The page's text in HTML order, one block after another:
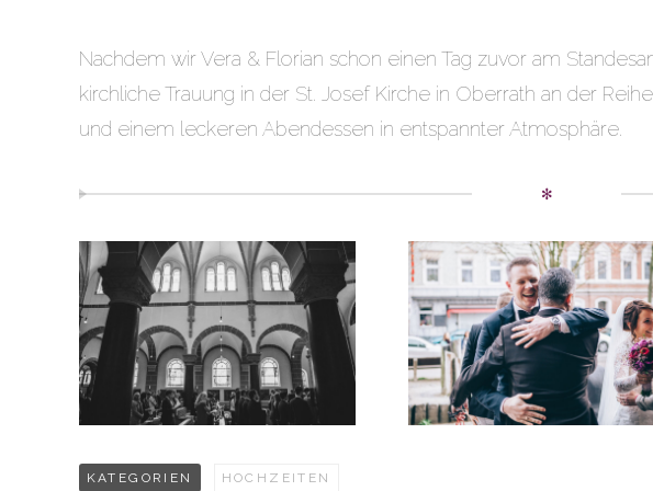
Nachdem wir Vera & Florian schon einen Tag zuvor am
kirchliche Trauung in der St. Josef Kirche in Oberrath an der
und einem leckeren Abendessen in entspannter Atmosphäre.
✻
KATEGORIEN HOCHZEITEN